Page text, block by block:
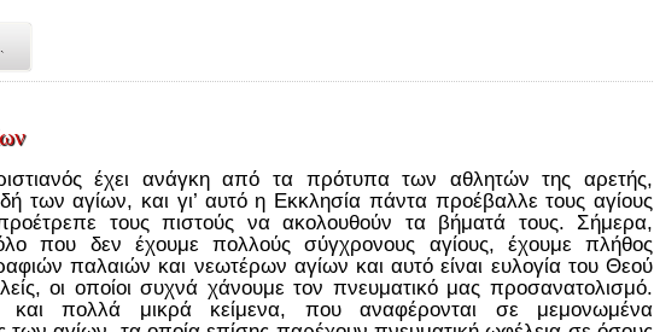
έχει ανάγκη από τα πρότυπα των αθλητών της αρετής,
των αγίων, και γι’ αυτό η Εκκλησία πάντα προέβαλλε τους αγίους
τους πιστούς να ακολουθούν τα βήματά τους. Σήμερα,
που δεν έχουμε πολλούς σύγχρονους αγίους, έχουμε πλήθος
παλαιών και νεωτέρων αγίων και αυτό είναι ευλογία του Θεού
οι οποίοι συχνά χάνουμε τον πνευματικό μας προσανατολισμό.
και πολλά μικρά κείμενα, που αναφέρονται σε μεμονωμένα